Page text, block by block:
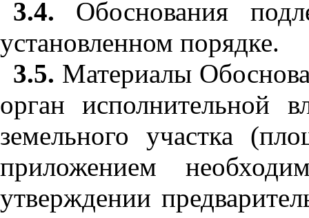
3.4. Обоснования
установленном порядке.
3.5. Материалы
орган исполнительной
земельного участка
приложением
утверждении